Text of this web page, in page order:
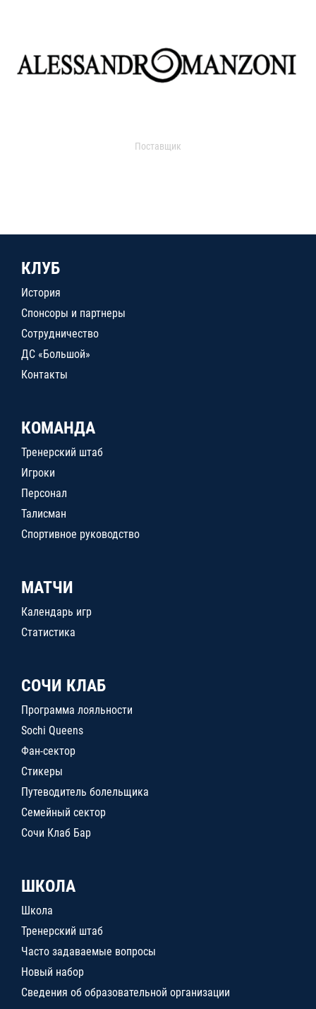
Поставщик
КЛУБ
История
Спонсоры и партнеры
Сотрудничество
ДС «Большой»
Контакты
КОМАНДА
Тренерский штаб
Игроки
Персонал
Талисман
Спортивное руководство
МАТЧИ
Календарь игр
Статистика
СОЧИ КЛАБ
Программа лояльности
Sochi Queens
Фан-сектор
Стикеры
Путеводитель болельщика
Семейный сектор
Сочи Клаб Бар
ШКОЛА
Школа
Тренерский штаб
Часто задаваемые вопросы
Новый набор
Сведения об образовательной организации